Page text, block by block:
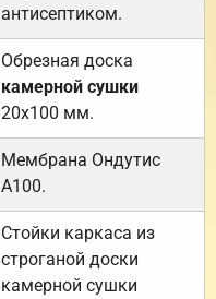
антисептиком.
Обрезная доска
камерной сушки
20х100 мм.
Мембрана Ондутис
А100.
Стойки каркаса из
строганой доски
камерной сушки